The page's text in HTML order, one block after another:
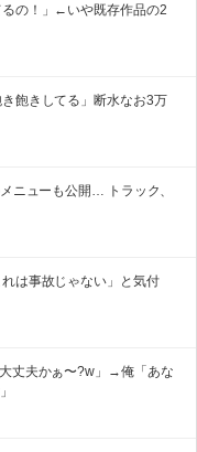
るの！」←いや既存作品の2
飽きしてる」断水なお3万
ニューも公開… トラック、
は事故じゃない」と気付
丈夫かぁ〜?w」→俺「あな